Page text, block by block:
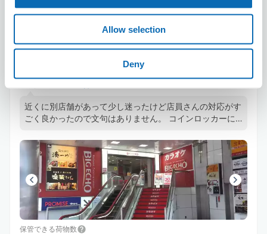
Allow selection
Deny
梅田駅から徒歩7分
11:00〜05:30
4.8
近くに別店舗があって少し迷ったけど店員さんの対応がす
ごく良かったので文句はありません。 コインロッカーに
かったです。
保管できる荷物数